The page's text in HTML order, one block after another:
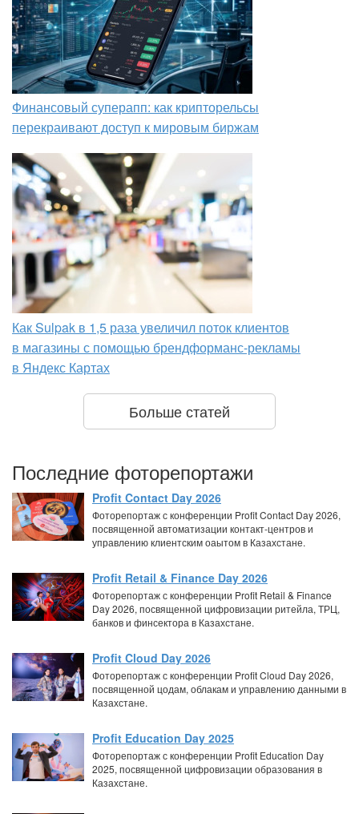
Финансовый суперапп: как крипторельсы
перекраивают доступ к мировым биржам
Как Sulpak в 1,5 раза увеличил поток клиентов
в магазины с помощью брендформанс-рекламы
в Яндекс Картах
Больше статей
Последние фоторепортажи
Profit Contact Day 2026
Фоторепортаж с конференции Profit Contact Day 2026,
посвященной автоматизации контакт-центров и
управлению клиентским оаытом в Казахстане.
Profit Retail & Finance Day 2026
Фоторепортаж с конференции Profit Retail & Finance
Day 2026, посвященной цифровизации ритейла, ТРЦ,
банков и финсектора в Казахстане.
Profit Cloud Day 2026
Фоторепортаж с конференции Profit Cloud Day 2026,
посвященной цодам, облакам и управлению данными в
Казахстане.
Profit Education Day 2025
Фоторепортаж с конференции Profit Education Day
2025, посвященной цифровизации образования в
Казахстане.